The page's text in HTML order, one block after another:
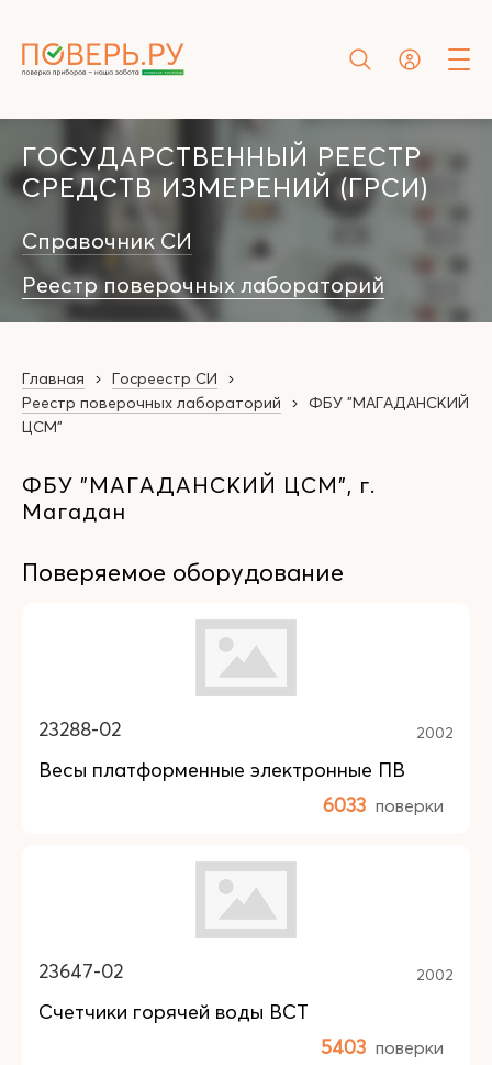
ГОСУДАРСТВЕННЫЙ РЕЕСТР
СРЕДСТВ ИЗМЕРЕНИЙ (ГРСИ)
Справочник СИ
Реестр поверочных лабораторий
Главная
Госреестр СИ
Реестр поверочных лабораторий
ФБУ "МАГАДАНСКИЙ
ЦСМ"
ФБУ "МАГАДАНСКИЙ ЦСМ", г.
Магадан
Поверяемое оборудование
23288-02 2002
Весы платформенные электронные ПВ
6033 поверки
23647-02 2002
Счетчики горячей воды ВСТ
5403 поверки